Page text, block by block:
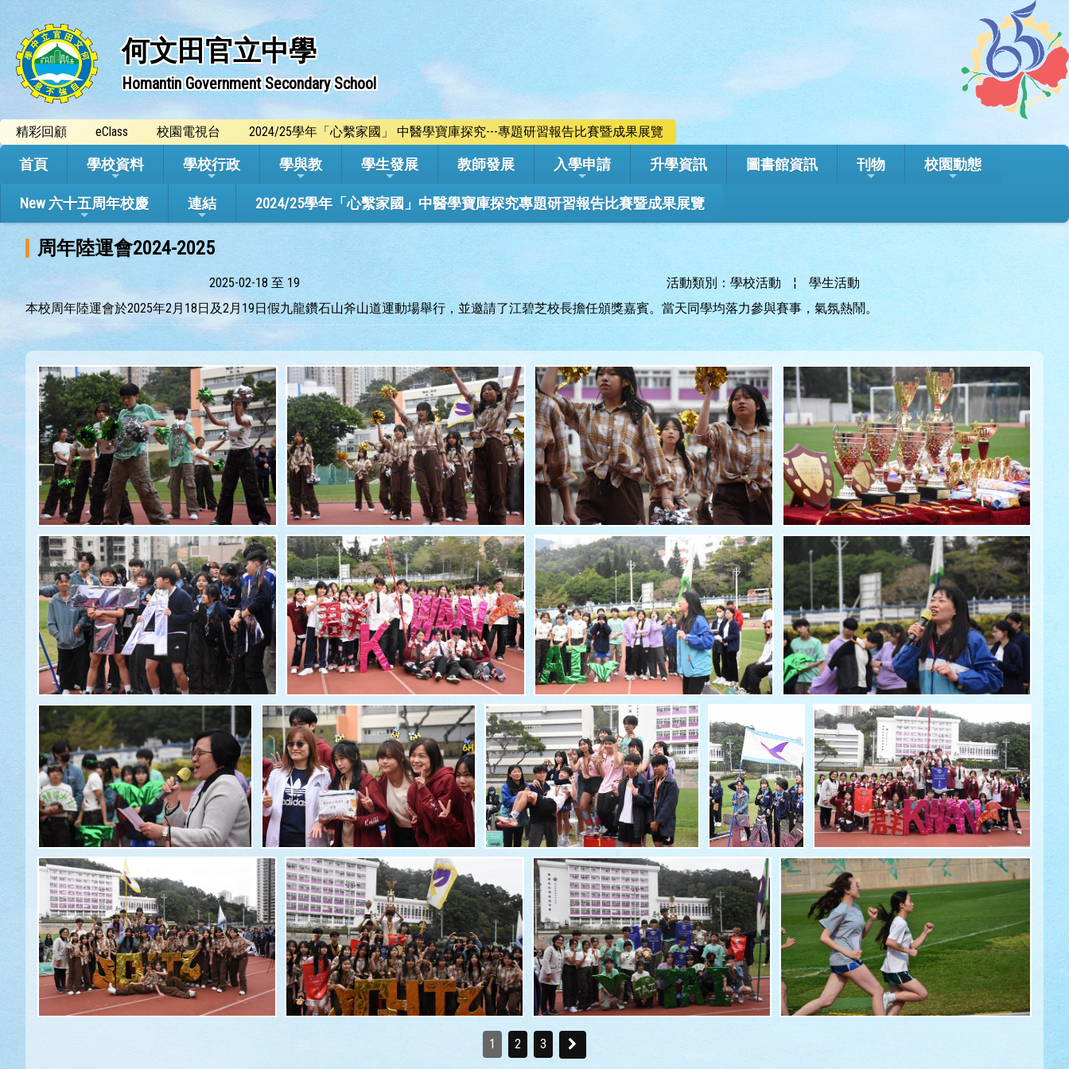
何文田官立中學
Homantin Government Secondary School
精彩回顧 eClass 校園電視台 2024/25學年「心繫家國」 中醫學寶庫探究---專題研習報告比賽暨成果展覽
首頁 學校資料 學校行政 學與教 學生發展 教師發展 入學申請 升學資訊 圖書館資訊 刊物 校園動態
New 六十五周年校慶 連結 2024/25學年「心繫家國」中醫學寶庫探究專題研習報告比賽暨成果展覽
周年陸運會2024-2025
2025-02-18 至 19 活動類別：學校活動 ¦
學生活動
本校周年陸運會於2025年2月18日及2月19日假九龍鑽石山斧山道運動場舉行，並邀請了江碧芝校長擔任頒獎嘉賓。當天同學均落力參與賽事，氣氛熱鬧。
1 2 3